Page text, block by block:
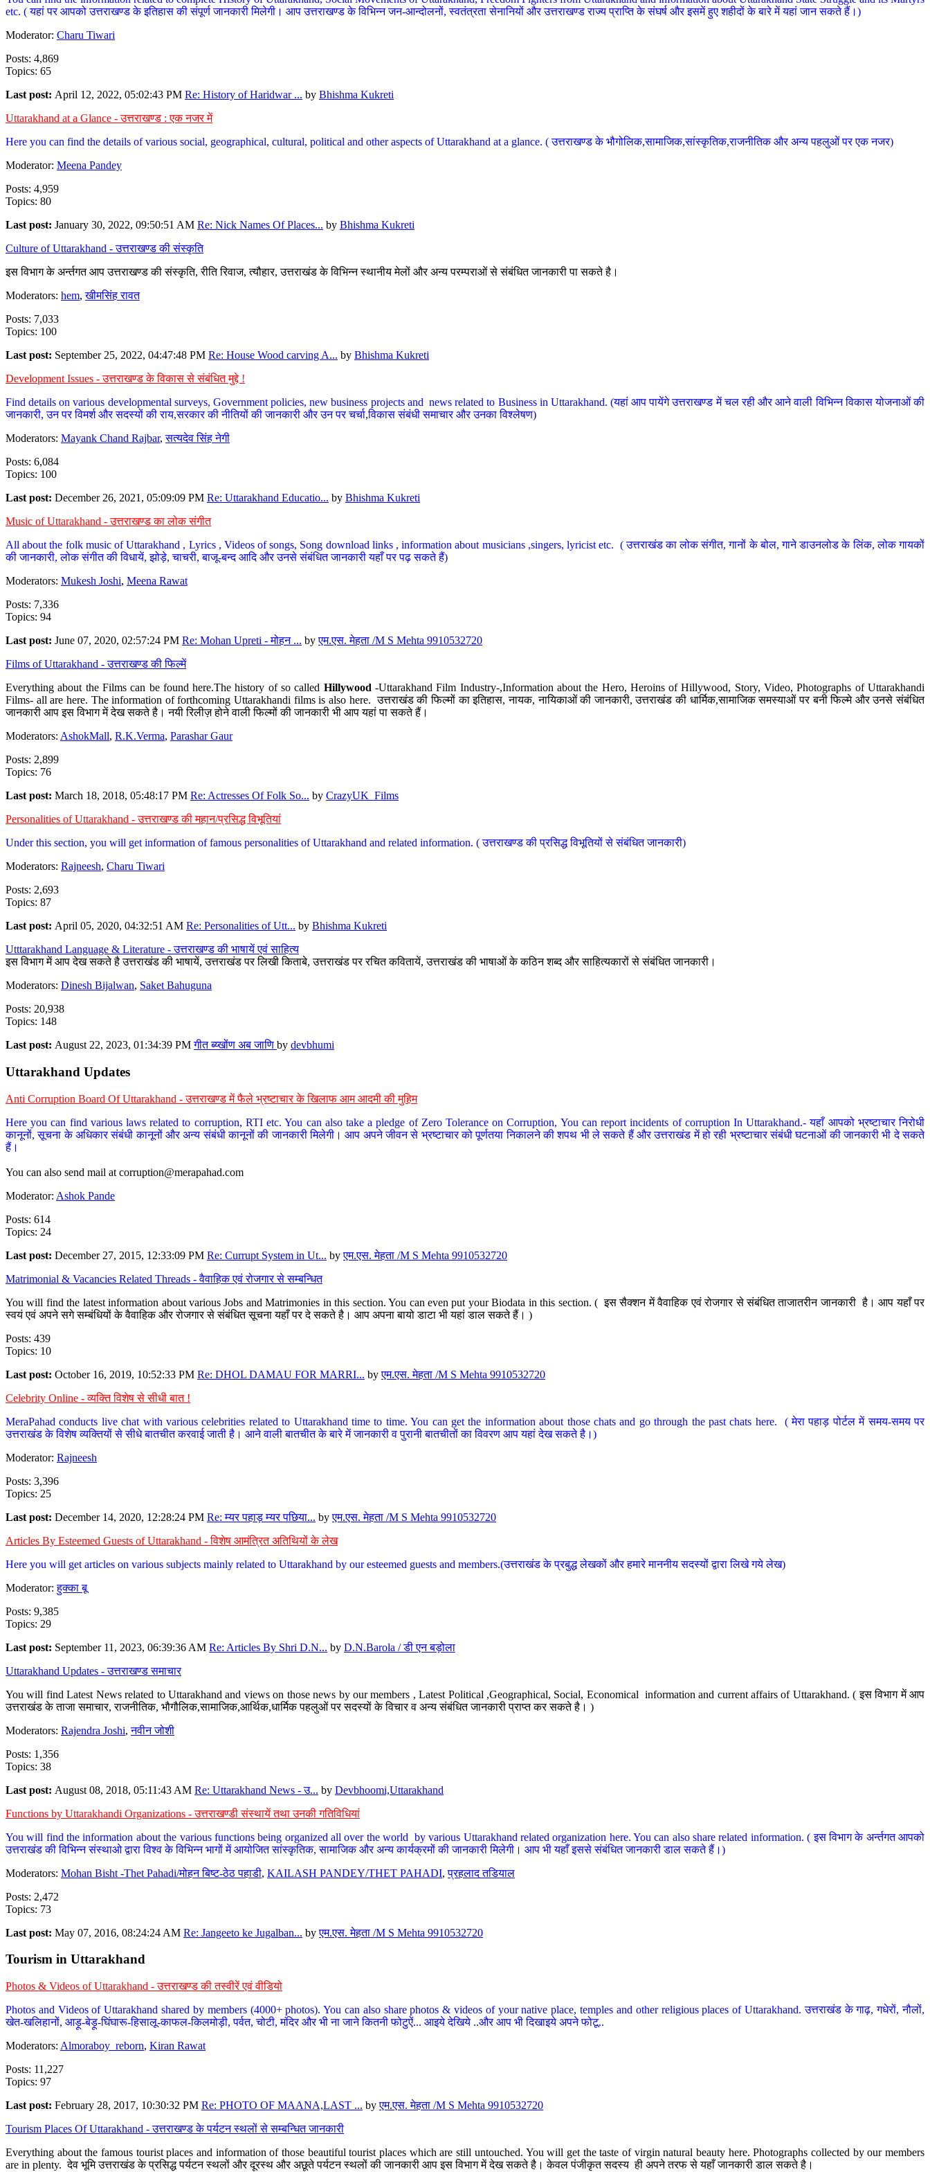
etc. ( यहां पर आपको उत्तराखण्ड के इतिहास की संपूर्ण जानकारी मिलेगी। आप उत्तराखण्ड के विभिन्न जन-आन्दोलनों, स्वतंत्रता सेनानियों और उत्तराखण्ड राज्य प्राप्ति के संघर्ष और इसमें हुए शहीदों के बारे में यहां जान सकते हैं।)
Moderator: Charu Tiwari
Posts: 4,869
Topics: 65
Last post: April 12, 2022, 05:02:43 PM Re: History of Haridwar ... by Bhishma Kukreti
Uttarakhand at a Glance - उत्तराखण्ड : एक नजर में
Here you can find the details of various social, geographical, cultural, political and other aspects of Uttarakhand at a glance. ( उत्तराखण्ड के भौगोलिक,सामाजिक,सांस्कृतिक,राजनीतिक और अन्य पहलुओं पर एक नजर)
Moderator: Meena Pandey
Posts: 4,959
Topics: 80
Last post: January 30, 2022, 09:50:51 AM Re: Nick Names Of Places... by Bhishma Kukreti
Culture of Uttarakhand - उत्तराखण्ड की संस्कृति
इस विभाग के अर्न्तगत आप उत्तराखण्ड की संस्कृति, रीति रिवाज, त्यौहार, उत्तराखंड के विभिन्न स्थानीय मेलों और अन्य परम्पराओं से संबंधित जानकारी पा सकते है।
Moderators: hem,खीमसिंह रावत
Posts: 7,033
Topics: 100
Last post: September 25, 2022, 04:47:48 PM Re: House Wood carving A... by Bhishma Kukreti
Development Issues - उत्तराखण्ड के विकास से संबंधित मुद्दे !
Find details on various developmental surveys, Government policies, new business projects and news related to Business in Uttarakhand. (यहां आप पायेंगे उत्तराखण्ड में चल रही और आने वाली विभिन्न विकास योजनाओं की
जानकारी, उन पर विमर्श और सदस्यों की राय,सरकार की नीतियों की जानकारी और उन पर चर्चा,विकास संबंधी समाचार और उनका विश्लेषण)
Moderators: Mayank Chand Rajbar,सत्यदेव सिंह नेगी
Posts: 6,084
Topics: 100
Last post: December 26, 2021, 05:09:09 PM Re: Uttarakhand Educatio... by Bhishma Kukreti
Music of Uttarakhand - उत्तराखण्ड का लोक संगीत
All about the folk music of Uttarakhand , Lyrics , Videos of songs, Song download links , information about musicians ,singers, lyricist etc. ( उत्तराखंड का लोक संगीत, गानों के बोल, गाने डाउनलोड के लिंक, लोक गायकों
की जानकारी, लोक संगीत की विधायें, झोड़े, चाचरी, बाजू-बन्द आदि और उनसे संबंधित जानकारी यहाँ पर पढ़ सकते हैं)
Moderators: Mukesh Joshi, Meena Rawat
Posts: 7,336
Topics: 94
Last post: June 07, 2020, 02:57:24 PM Re: Mohan Upreti - मोहन ... byएम.एस. मेहता /M S Mehta 9910532720
Films of Uttarakhand - उत्तराखण्ड की फिल्में
Everything about the Films can be found here.The history of so called Hillywood-Uttarakhand Film Industry-,Information about the Hero, Heroins of Hillywood, Story, Video, Photographs of Uttarakhandi
Films- all are here. The information of forthcoming Uttarakhandi films is also here. उत्तराखंड की फिल्मों का इतिहास, नायक, नायिकाओं की जानकारी, उत्तराखंड की धार्मिक,सामाजिक समस्याओं पर बनी फिल्मे और उनसे संबंधित
जानकारी आप इस विभाग में देख सकते है। नयी रिलीज़ होने वाली फिल्मों की जानकारी भी आप यहां पा सकते हैं।
Moderators: AshokMall, R.K.Verma, Parashar Gaur
Posts: 2,899
Topics: 76
Last post: March 18, 2018, 05:48:17 PM Re: Actresses Of Folk So... by CrazyUK_Films
Personalities of Uttarakhand - उत्तराखण्ड की महान/प्रसिद्ध विभूतियां
Under this section, you will get information of famous personalities of Uttarakhand and related information. ( उत्तराखण्ड की प्रसिद्ध विभूतियों से संबंधित जानकारी)
Moderators: Rajneesh, Charu Tiwari
Posts: 2,693
Topics: 87
Last post: April 05, 2020, 04:32:51 AM Re: Personalities of Utt... by Bhishma Kukreti
Utttarakhand Language & Literature - उत्तराखण्ड की भाषायें एवं साहित्य
इस विभाग में आप देख सकते है उत्तराखंड की भाषायें, उत्तराखंड पर लिखी किताबे, उत्तराखंड पर रचित कवितायें, उत्तराखंड की भाषाओं के कठिन शब्द और साहित्यकारों से संबंधित जानकारी।
Moderators: Dinesh Bijalwan, Saket Bahuguna
Posts: 20,938
Topics: 148
Last post: August 22, 2023, 01:34:39 PMगीत ब्य्खोंण अब जाणि by devbhumi
Uttarakhand Updates
Anti Corruption Board Of Uttarakhand - उत्तराखण्ड में फैले भ्रष्टाचार के खिलाफ आम आदमी की मुहिम
Here you can find various laws related to corruption, RTI etc. You can also take a pledge of Zero Tolerance on Corruption, You can report incidents of corruption In Uttarakhand.- यहाँ आपको भ्रष्टाचार निरोधी
कानूनों, सूचना के अधिकार संबंधी कानूनों और अन्य संबंधी कानूनों की जानकारी मिलेगी। आप अपने जीवन से भ्रष्टाचार को पूर्णतया निकालने की शपथ भी ले सकते हैं और उत्तराखंड में हो रही भ्रष्टाचार संबंधी घटनाओं की जानकारी भी दे सकते
हैं।
You can also send mail at corruption@merapahad.com
Moderator: Ashok Pande
Posts: 614
Topics: 24
Last post: December 27, 2015, 12:33:09 PM Re: Currupt System in Ut... byएम.एस. मेहता /M S Mehta 9910532720
Matrimonial & Vacancies Related Threads - वैवाहिक एवं रोजगार से सम्बन्धित
You will find the latest information about various Jobs and Matrimonies in this section. You can even put your Biodata in this section. ( इस सैक्शन में वैवाहिक एवं रोजगार से संबंधित ताजातरीन जानकारी है। आप यहाँ पर
स्वयं एवं अपने सगे सम्बंधियों के वैवाहिक और रोजगार से संबंधित सूचना यहाँ पर दे सकते है। आप अपना बायो डाटा भी यहां डाल सकते हैं। )
Posts: 439
Topics: 10
Last post: October 16, 2019, 10:52:33 PM Re: DHOL DAMAU FOR MARRI... byएम.एस. मेहता /M S Mehta 9910532720
Celebrity Online - व्यक्ति विशेष से सीधी बात !
MeraPahad conducts live chat with various celebrities related to Uttarakhand time to time. You can get the information about those chats and go through the past chats here. ( मेरा पहाड़ पोर्टल में समय-समय पर
उत्तराखंड के विशेष व्यक्तियों से सीधे बातचीत करवाई जाती है। आने वाली बातचीत के बारे में जानकारी व पुरानी बातचीतों का विवरण आप यहां देख सकते है।)
Moderator: Rajneesh
Posts: 3,396
Topics: 25
Last post: December 14, 2020, 12:28:24 PM Re: म्यर पहाड़ म्यर पछिया... byएम.एस. मेहता /M S Mehta 9910532720
Articles By Esteemed Guests of Uttarakhand - विशेष आमंत्रित अतिथियों के लेख
Here you will get articles on various subjects mainly related to Uttarakhand by our esteemed guests and members.(उत्तराखंड के प्रबुद्ध लेखकों और हमारे माननीय सदस्यों द्वारा लिखे गये लेख)
Moderator:हुक्का बू
Posts: 9,385
Topics: 29
Last post: September 11, 2023, 06:39:36 AM Re: Articles By Shri D.N... by D.N.Barola / डी एन बड़ोला
Uttarakhand Updates - उत्तराखण्ड समाचार
You will find Latest News related to Uttarakhand and views on those news by our members , Latest Political ,Geographical, Social, Economical information and current affairs of Uttarakhand. ( इस विभाग में आप
उत्तराखंड के ताजा समाचार, राजनीतिक, भौगौलिक,सामाजिक,आर्थिक,धार्मिक पहलुओं पर सदस्यों के विचार व अन्य संबंधित जानकारी प्राप्त कर सकते है। )
Moderators: Rajendra Joshi,नवीन जोशी
Posts: 1,356
Topics: 38
Last post: August 08, 2018, 05:11:43 AM Re: Uttarakhand News - उ... by Devbhoomi,Uttarakhand
Functions by Uttarakhandi Organizations - उत्तराखण्डी संस्थायें तथा उनकी गतिविधियां
You will find the information about the various functions being organized all over the world by various Uttarakhand related organization here. You can also share related information. ( इस विभाग के अर्न्तगत आपको
उत्तराखंड की विभिन्न संस्थाओ द्वारा विश्व के विभिन्न भागों में आयोजित सांस्कृतिक, सामाजिक और अन्य कार्यक्रमों की जानकारी मिलेगी। आप भी यहाँ इससे संबंधित जानकारी डाल सकते हैं।)
Moderators: Mohan Bisht -Thet Pahadi/मोहन बिष्ट-ठेठ पहाडी, KAILASH PANDEY/THET PAHADI,प्रहलाद तडियाल
Posts: 2,472
Topics: 73
Last post: May 07, 2016, 08:24:24 AM Re: Jangeeto ke Jugalban... byएम.एस. मेहता /M S Mehta 9910532720
Tourism in Uttarakhand
Photos & Videos of Uttarakhand - उत्तराखण्ड की तस्वीरें एवं वीडियो
Photos and Videos of Uttarakhand shared by members (4000+ photos). You can also share photos & videos of your native place, temples and other religious places of Uttarakhand. उत्तराखंड के गाढ़, गधेरों, नौलों,
खेत-खलिहानों, आड़ू-बेड़ू-घिंघारू-हिसालू-काफल-किलमोड़ी, पर्वत, चोटी, मंदिर और भी ना जाने कितनी फोटुऐं... आइये देखिये ..और आप भी दिखाइये अपने फोटू..
Moderators: Almoraboy_reborn, Kiran Rawat
Posts: 11,227
Topics: 97
Last post: February 28, 2017, 10:30:32 PM Re: PHOTO OF MAANA,LAST ... byएम.एस. मेहता /M S Mehta 9910532720
Tourism Places Of Uttarakhand - उत्तराखण्ड के पर्यटन स्थलों से सम्बन्धित जानकारी
Everything about the famous tourist places and information of those beautiful tourist places which are still untouched. You will get the taste of virgin natural beauty here. Photographs collected by our members
are in plenty. देव भूमि उत्तराखंड के प्रसिद्ध पर्यटन स्थलों और दूरस्थ और अछूते पर्यटन स्थलों की जानकारी आप इस विभाग में देख सकते है। केवल पंजीकृत सदस्य ही अपने तरफ से यहाँ जानकारी डाल सकते है।